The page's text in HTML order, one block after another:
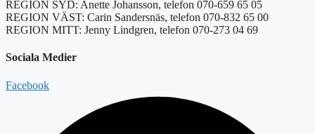
REGION SYD: Anette Johansson, telefon 070-659 65 05
REGION VÄST: Carin Sandersnäs, telefon 070-832 65 00
REGION MITT: Jenny Lindgren, telefon 070-273 04 69
Sociala Medier
Facebook